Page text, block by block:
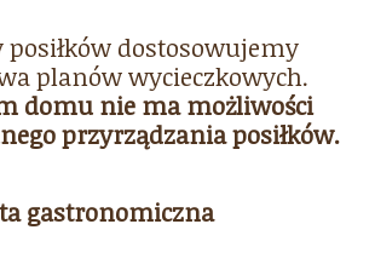
posiłków dostosowujemy
planów wycieczkowych.
domu nie ma możliwości
przyrządzania posiłków.
gastronomiczna